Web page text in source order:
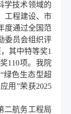
学技术领域的
工程建设、市
度通过全国范
委员会组织评
其中特等奖1
110项。我院
绿色生态型超
用”荣获2025
二航务工程局